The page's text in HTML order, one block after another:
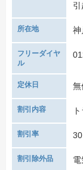
引
所在地 神
フリーダイヤ
ル
定休日 無
割引内容
割引率
割引除外品